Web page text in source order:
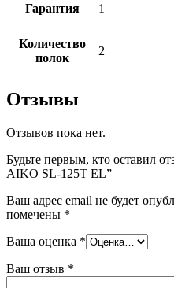
Гарантия 1
Количество
полок
2
Отзывы
Отзывов пока нет.
Будьте первым, кто оставил
AIKO SL-125Т EL”
Ваш адрес email не будет
помечены *
Ваша оценка *
Ваш отзыв *